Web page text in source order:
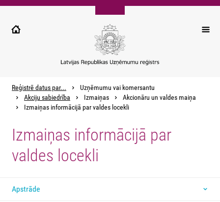
Pārlekt
galveno
Reģistrē datus par...
Uzņēmumu vai komersantu
Akciju sabiedrība
Izmaiņas
Akcionāru un valdes maiņa
Izmaiņas informācijā par valdes locekli
Izmaiņas informācijā par
valdes locekli
Apstrāde